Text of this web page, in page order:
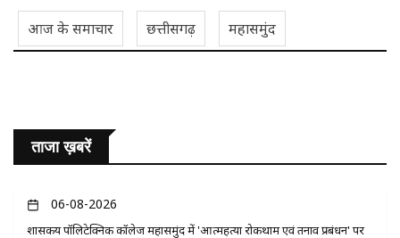
आज के समाचार छत्तीसगढ़ महासमुंद
ताजा ख़बरें
06-08-2026
​शासकीय पॉलिटेक्निक कॉलेज महासमुंद में 'आत्महत्या रोकथाम एवं तनाव प्रबंधन' पर